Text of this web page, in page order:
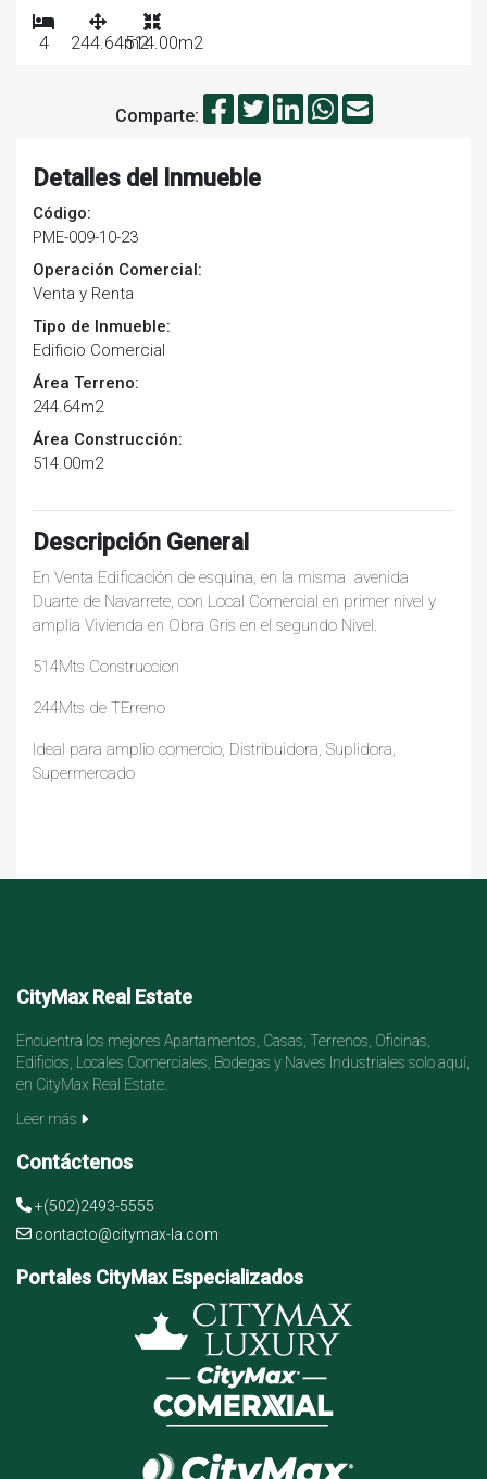
4 244.64m2514.00m2
Comparte:
Detalles del Inmueble
Código:
PME-009-10-23
Operación Comercial:
Venta y Renta
Tipo de Inmueble:
Edificio Comercial
Área Terreno:
244.64m2
Área Construcción:
514.00m2
Descripción General
En Venta Edificación de esquina, en la misma avenida
Duarte de Navarrete, con Local Comercial en primer nivel y
amplia Vivienda en Obra Gris en el segundo Nivel.
514Mts Construccion
244Mts de TErreno
Ideal para amplio comercio, Distribuidora, Suplidora,
Supermercado
CityMax Real Estate
Encuentra los mejores Apartamentos, Casas, Terrenos, Oficinas,
Edificios, Locales Comerciales, Bodegas y Naves Industriales solo aquí,
en CityMax Real Estate.
Leer más
Contáctenos
+(502)2493-5555
contacto@citymax-la.com
Portales CityMax Especializados